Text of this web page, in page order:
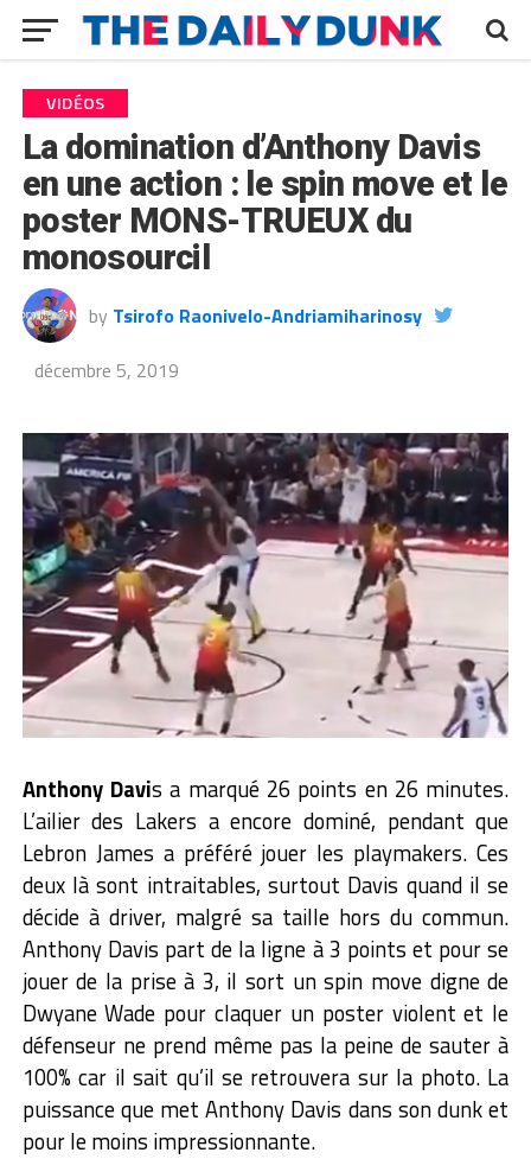
VIDÉOS
La domination d’Anthony Davis
en une action : le spin move et le
poster MONS-TRUEUX du
monosourcil
by Tsirofo Raonivelo-Andriamiharinosy
décembre 5, 2019
Anthony Davis a marqué 26 points en 26 minutes.
L’ailier des Lakers a encore dominé, pendant que
Lebron James a préféré jouer les playmakers. Ces
deux là sont intraitables, surtout Davis quand il se
décide à driver, malgré sa taille hors du commun.
Anthony Davis part de la ligne à 3 points et pour se
jouer de la prise à 3, il sort un spin move digne de
Dwyane Wade pour claquer un poster violent et le
défenseur ne prend même pas la peine de sauter à
100% car il sait qu’il se retrouvera sur la photo. La
puissance que met Anthony Davis dans son dunk et
pour le moins impressionnante.